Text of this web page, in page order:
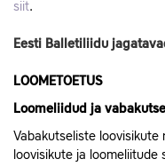
siit.
Eesti Balletiliidu
LOOMETOETUS
Loomeliidud ja
Vabakutseliste
loovisikute ja loomeliitude